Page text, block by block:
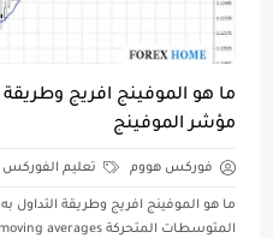
ما هو الموفينج افريج
مؤشر الموفينج
فوركس هووم تعليم الفوركس
ما هو الموفينج افريج وطريقة التداول